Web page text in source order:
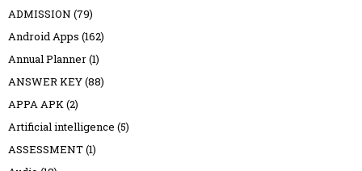
ADMISSION (79)
Android Apps (162)
Annual Planner(1)
ANSWER KEY(88)
APPA APK(2)
Artificial intelligence (5)
ASSESSMENT(1)